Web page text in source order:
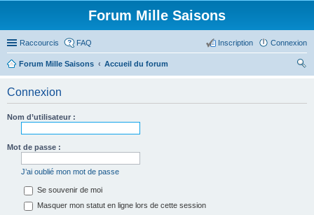
Forum Mille Saisons
Raccourcis FAQ Connexion
Inscription
Forum Mille Saisons
Accueil du forum
Connexion
Nom d’utilisateur :
Mot de passe :
J’ai oublié mon mot de passe
Se souvenir de moi
Masquer mon statut en ligne lors de cette session